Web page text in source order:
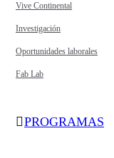
Vive Continental
Investigación
Oportunidades laborales
Fab Lab
PROGRAMAS